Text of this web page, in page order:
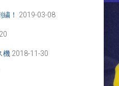
！ 2019-03-08
機 2018-11-30